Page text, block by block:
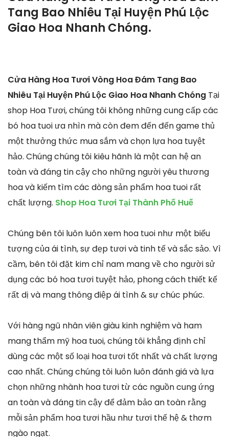
Tang Bao Nhiêu Tại Huyện Phú Lộc
Giao Hoa Nhanh Chóng.
Cửa Hàng Hoa Tươi Vòng Hoa Đám Tang Bao
Nhiêu Tại Huyện Phú Lộc Giao Hoa Nhanh Chóng Tại
shop Hoa Tươi, chúng tôi không những cung cấp các
bó hoa tuoi ưa nhìn mà còn đem đến đến game thủ
một thưởng thức mua sắm và chọn lựa hoa tuyệt
hảo. Chúng chúng tôi kiêu hãnh là một can hệ an
toàn và đáng tin cậy cho những người yêu thương
hoa và kiếm tìm các dòng sản phẩm hoa tuoi rất
chất lượng. Shop Hoa Tươi Tại Thành Phố Huế
Chúng bên tôi luôn luôn xem hoa tuoi như một biểu
tượng của ái tình, sự đẹp tươi và tinh tế và sắc sảo. Vì
cầm, bên tôi đặt kim chỉ nam mang về cho người sử
dụng các bó hoa tươi tuyệt hảo, phong cách thiết kế
rất dị và mang thông điệp ái tình & sự chúc phúc.
Với hàng ngũ nhân viên giàu kinh nghiệm và ham
mang thẩm mỹ hoa tuoi, chúng tôi khẳng định chỉ
dùng các một số loại hoa tươi tốt nhất và chất lượng
cao nhất. Chúng chúng tôi luôn luôn đánh giá và lựa
chọn những nhành hoa tươi từ các nguồn cung ứng
an toàn và đáng tin cậy để đảm bảo an toàn rằng
mỗi sản phẩm hoa tươi hầu như tươi thế hệ & thơm
ngào ngạt.